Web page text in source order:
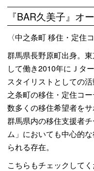
『BAR久美子』オ
〈中之条町 移住・定住
群馬県長野原町出身。
して働き2010年にＪタ
スタイリストとしての
之条町の移住・定住コ
数多くの移住希望者をサ
群馬県内の移住支援者
ム」においても中心的
られる存在。
こちらもチェックして